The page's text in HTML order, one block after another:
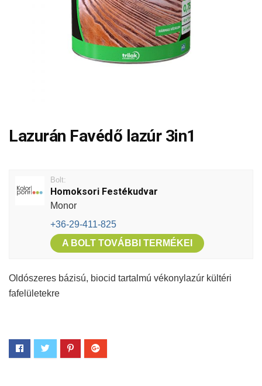
Lazurán Favédő lazúr 3in1
Bolt:
Homoksori Festékudvar
Monor
+36-29-411-825
A BOLT TOVÁBBI TERMÉKEI
Oldószeres bázisú, biocid tartalmú vékonylazúr kültéri
fafelületekre